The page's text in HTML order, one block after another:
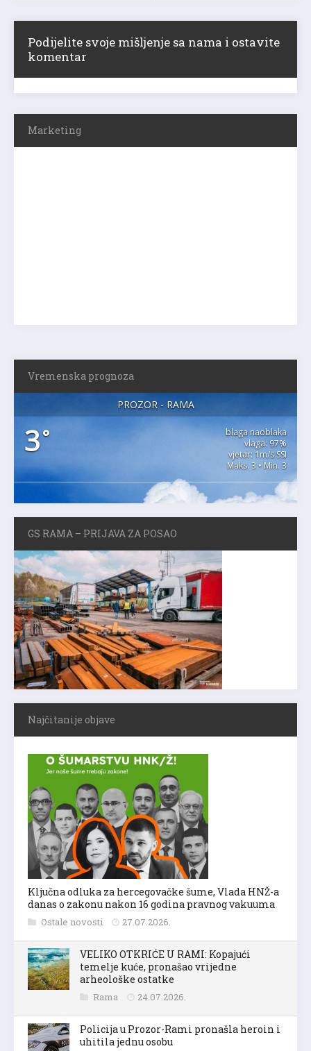
Podijelite svoje mišljenje sa nama i ostavite
komentar
Marketing
Vremenska prognoza
PROZOR - RAMA
3°
blaga naoblaka
vlaga: 97%
vjetar: 1m/s SSI
Maks. 3 • Min. 3
GS RAMA – PRIJAVA ZA POSAO
Najčitanije objave
Ključna odluka za hercegovačke šume, Vlada HNŽ-a
danas o zakonu nakon 16 godina pravnog vakuuma
Ostale novosti 27.07.2026.
VELIKO OTKRIĆE U RAMI: Kopajući
temelje kuće, pronašao vrijedne
arheološke ostatke
Rama 24.07.2026.
Policija u Prozor-Rami pronašla heroin i
uhitila jednu osobu